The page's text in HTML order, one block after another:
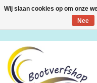
Toggle
Wij slaan cookies op om onze
Nee